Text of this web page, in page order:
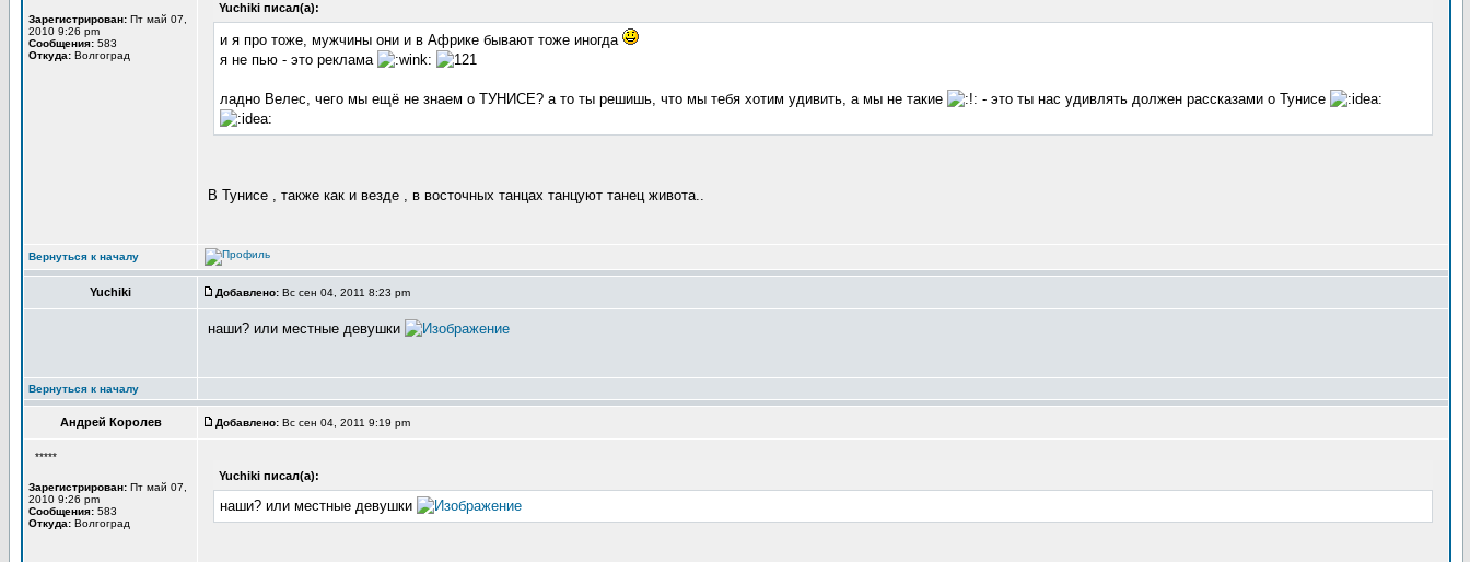
Зарегистрирован: Пт май 07,
2010 9:26 pm
Сообщения: 583
Откуда: Волгоград
Yuchiki писал(а):
и я про тоже, мужчины они и в Африке бывают тоже иногда
я не пью - это реклама
ладно Велес, чего мы ещё не знаем о ТУНИСЕ? а то ты решишь, что мы тебя хотим удивить, а мы не такие - это ты нас удивлять должен рассказами о Тунисе
В Тунисе , также как и везде , в восточных танцах танцуют танец живота..
Вернуться к началу
Yuchiki Добавлено: Вс сен 04, 2011 8:23 pm
наши? или местные девушки
Вернуться к началу
Андрей Королев Добавлено: Вс сен 04, 2011 9:19 pm
*****
Зарегистрирован: Пт май 07,
2010 9:26 pm
Сообщения: 583
Откуда: Волгоград
Yuchiki писал(а):
наши? или местные девушки